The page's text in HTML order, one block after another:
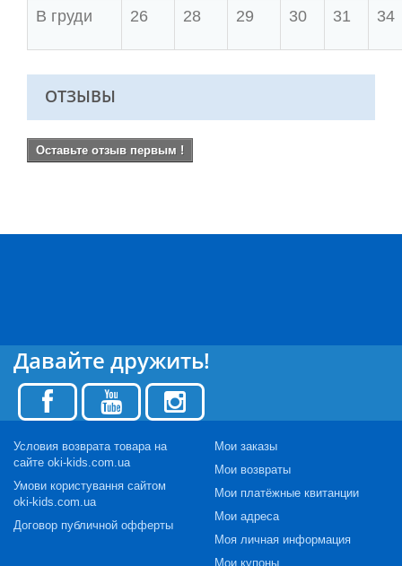
В груди 26 28 29 30 31 34
ОТЗЫВЫ
Оставьте отзыв первым !
Давайте дружить!
Условия возврата товара на
сайте oki-kids.com.ua
Умови користування сайтом
oki-kids.com.ua
Договор публичной офферты
Мои заказы
Мои возвраты
Мои платёжные квитанции
Мои адреса
Моя личная информация
Мои купоны